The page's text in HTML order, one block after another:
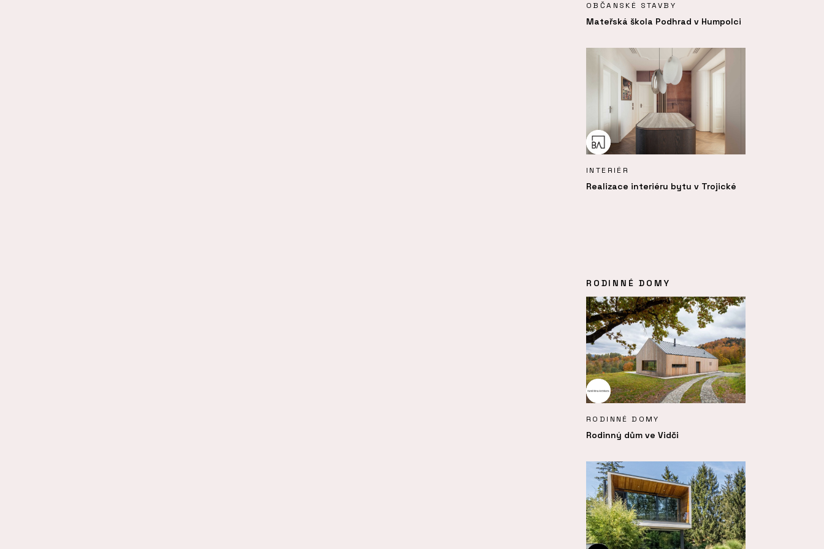
OBČANSKÉ STAVBY
Mateřská škola Podhrad v Humpolci
INTERIÉR
Realizace interiéru bytu v Trojické
RODINNÉ DOMY
RODINNÉ DOMY
Rodinný dům ve Vidči